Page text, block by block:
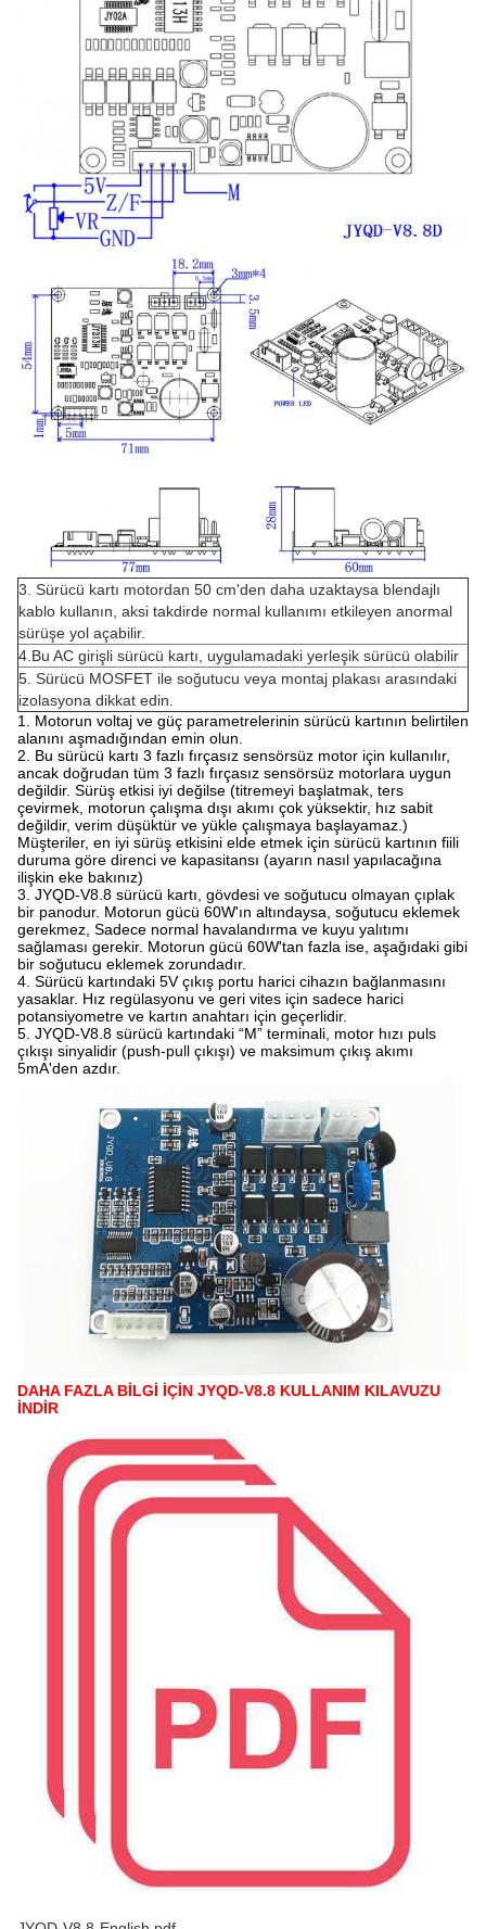
3. Sürücü kartı motordan 50 cm'den daha uzaktaysa blendajlı
kablo kullanın, aksi takdirde normal kullanımı etkileyen anormal
sürüşe yol açabilir.
4.Bu AC girişli sürücü kartı, uygulamadaki yerleşik sürücü olabilir
5. Sürücü MOSFET ile soğutucu veya montaj plakası arasındaki
izolasyona dikkat edin.
1. Motorun voltaj ve güç parametrelerinin sürücü kartının belirtilen
alanını aşmadığından emin olun.
2. Bu sürücü kartı 3 fazlı fırçasız sensörsüz motor için kullanılır,
ancak doğrudan tüm 3 fazlı fırçasız sensörsüz motorlara uygun
değildir. Sürüş etkisi iyi değilse (titremeyi başlatmak, ters
çevirmek, motorun çalışma dışı akımı çok yüksektir, hız sabit
değildir, verim düşüktür ve yükle çalışmaya başlayamaz.)
Müşteriler, en iyi sürüş etkisini elde etmek için sürücü kartının fiili
duruma göre direnci ve kapasitansı (ayarın nasıl yapılacağına
ilişkin eke bakınız)
3. JYQD-V8.8 sürücü kartı, gövdesi ve soğutucu olmayan çıplak
bir panodur. Motorun gücü 60W'ın altındaysa, soğutucu eklemek
gerekmez, Sadece normal havalandırma ve kuyu yalıtımı
sağlaması gerekir. Motorun gücü 60W'tan fazla ise, aşağıdaki gibi
bir soğutucu eklemek zorundadır.
4. Sürücü kartındaki 5V çıkış portu harici cihazın bağlanmasını
yasaklar. Hız regülasyonu ve geri vites için sadece harici
potansiyometre ve kartın anahtarı için geçerlidir.
5. JYQD-V8.8 sürücü kartındaki “M” terminali, motor hızı puls
çıkışı sinyalidir (push-pull çıkışı) ve maksimum çıkış akımı
5mA'den azdır.
DAHA FAZLA BİLGİ İÇİN JYQD-V8.8 KULLANIM KILAVUZU
İNDİR